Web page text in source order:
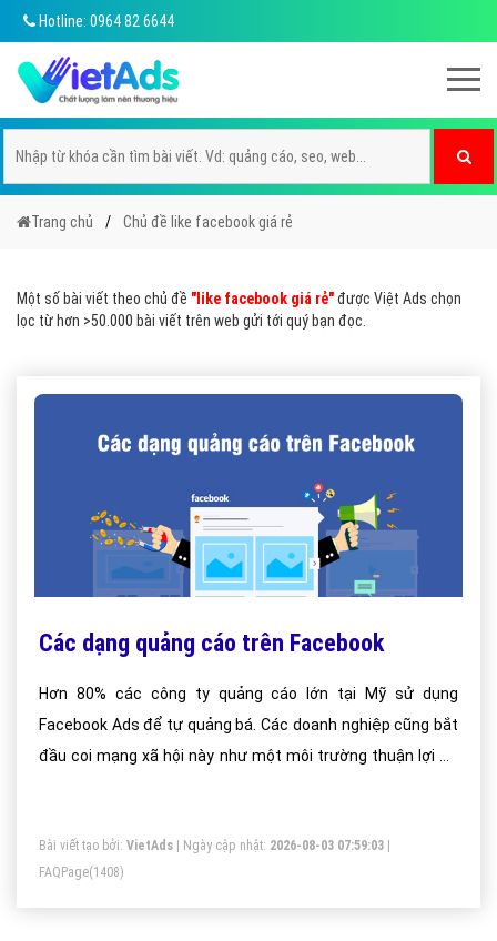
Hotline: 0964 82 6644
Trang chủ Chủ đề like facebook giá rẻ
Một số bài viết theo chủ đề "like facebook giá rẻ"được Việt Ads chọn
lọc từ hơn >50.000 bài viết trên web gửi tới quý bạn đọc.
Các dạng quảng cáo trên Facebook
Hơn 80% các công ty quảng cáo lớn tại Mỹ sử dụng
Facebook Ads để tự quảng bá. Các doanh nghiệp cũng bắt
đầu coi mạng xã hội này như một môi trường thuận lợi để
Bài viết tạo bởi: VietAds | Ngày cập nhật: 2026-08-03 07:59:03
FAQPage(1408)